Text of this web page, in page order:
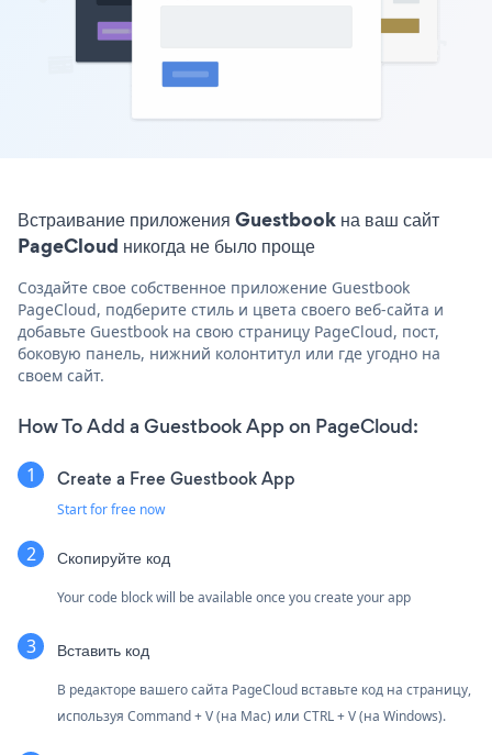
Встраивание приложения Guestbook на ваш сайт
PageCloud никогда не было проще
Создайте свое собственное приложение Guestbook
PageCloud, подберите стиль и цвета своего веб-сайта и
добавьте Guestbook на свою страницу PageCloud, пост,
боковую панель, нижний колонтитул или где угодно на
своем сайт.
How To Add a Guestbook App on PageCloud:
Create a Free Guestbook App
Start for free now
Скопируйте код
Your code block will be available once you create your app
Вставить код
В редакторе вашего сайта PageCloud вставьте код на страницу,
используя Command + V (на Mac) или CTRL + V (на Windows).